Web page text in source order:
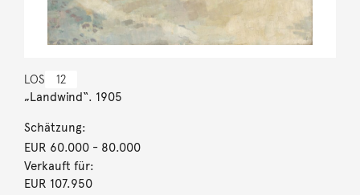
LOS 12
„Landwind“. 1905
Schätzung:
EUR 60.000- 80.000
Verkauft für:
EUR 107.950